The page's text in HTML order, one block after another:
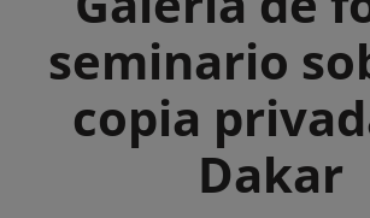
seminario
copia
Dakar